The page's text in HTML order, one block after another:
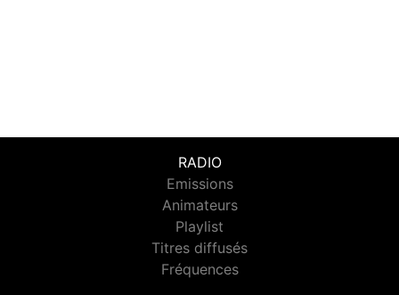
RADIO
Emissions
Animateurs
Playlist
Titres diffusés
Fréquences